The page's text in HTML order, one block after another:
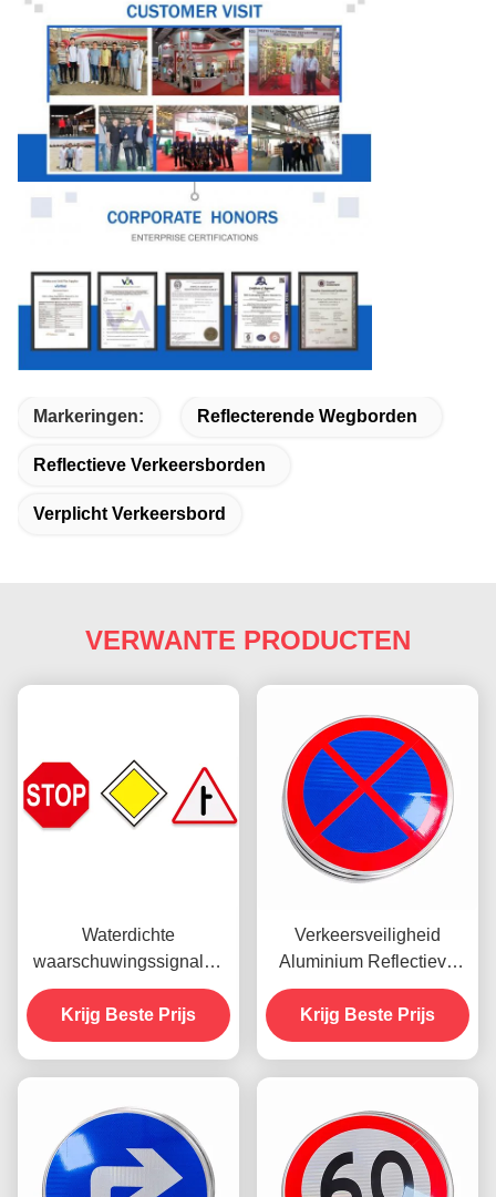
Markeringen: Reflecterende Wegborden
Reflectieve Verkeersborden
Verplicht Verkeersbord
VERWANTE PRODUCTEN
Waterdichte
waarschuwingssignalen
Reflectieve
veiligheidssignalen Op
maat afdrukbaar 1 mm
Krijg Beste Prijs
Verkeersveiligheid
Aluminium Reflectieve
verkeersborden Retro-
symbolen 2 mm
Krijg Beste Prijs